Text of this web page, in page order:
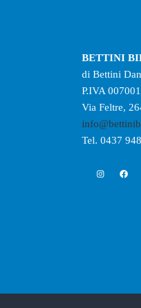
BETTINI
di Bettini
P.IVA
Via Feltre,
Tel. 0437
Instagram